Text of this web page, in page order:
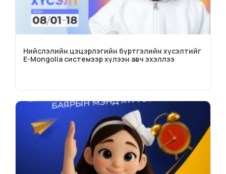
Нийслэлийн цэцэрлэгийн бүртгэлийн хүсэлтийг
E-Mongolia системээр хүлээн авч эхэллээ